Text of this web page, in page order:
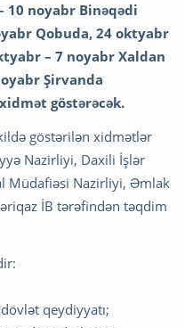
10 noyabr Binəqədi
Qobuda, 24 oktyabr
– 7 noyabr Xaldan
Şirvanda
göstərəcək.
göstərilən xidmətlər
Nazirliyi, Daxili İşlər
Müdafiəsi Nazirliyi, Əmlak
İB tərəfindən təqdim
qeydiyyatı;